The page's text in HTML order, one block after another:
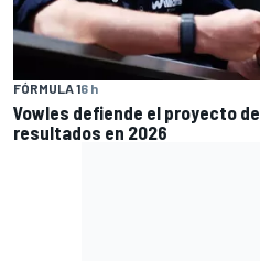
FÓRMULA 16 h
Vowles defiende el proyecto
resultados en 2026